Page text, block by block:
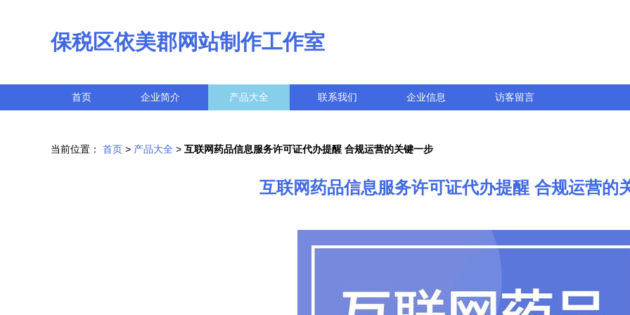
保税区依美郡网站制作工作室
首页 企业简介 产品大全 联系我们 企业信息 访客留言
当前位置： 首页 > 产品大全 > 互联网药品信息服务许可证代办提醒 合规运营的关键一步
互联网药品信息服务许可证代办提醒 合规运营的